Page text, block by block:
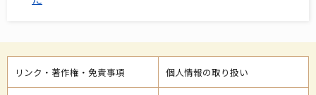
リンク・著作権・免責事項 個人情報の取り扱い